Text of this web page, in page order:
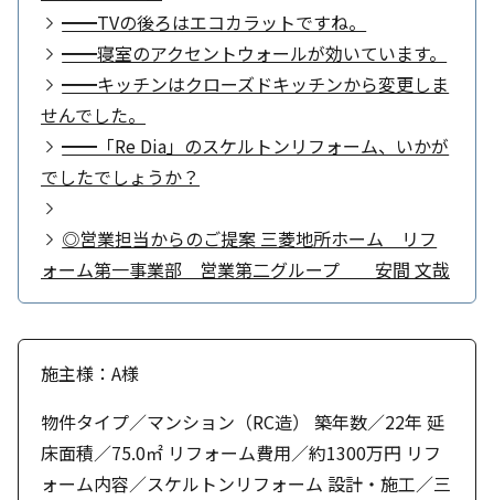
━━TVの後ろはエコカラットですね。
━━寝室のアクセントウォールが効いています。
━━キッチンはクローズドキッチンから変更しま
せんでした。
━━「Re Dia」のスケルトンリフォーム、いかが
でしたでしょうか？
◎営業担当からのご提案 三菱地所ホーム リフ
ォーム第一事業部 営業第二グループ 安間 文哉
施主様：A様
物件タイプ／マンション（RC造） 築年数／22年 延
床面積／75.0㎡ リフォーム費用／約1300万円 リフ
ォーム内容／スケルトンリフォーム 設計・施工／三